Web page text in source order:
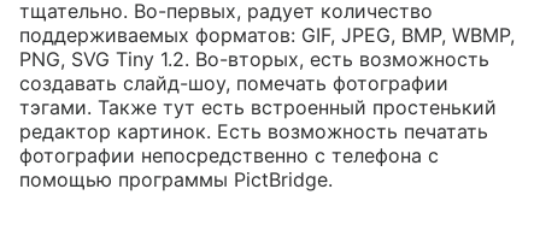
тщательно. Во-первых, радует количество
поддерживаемых форматов: GIF, JPEG, BMP, WBMP,
PNG, SVG Tiny 1.2. Во-вторых, есть возможность
создавать слайд-шоу, помечать фотографии
тэгами. Также тут есть встроенный простенький
редактор картинок. Есть возможность печатать
фотографии непосредственно с телефона с
помощью программы PictBridge.